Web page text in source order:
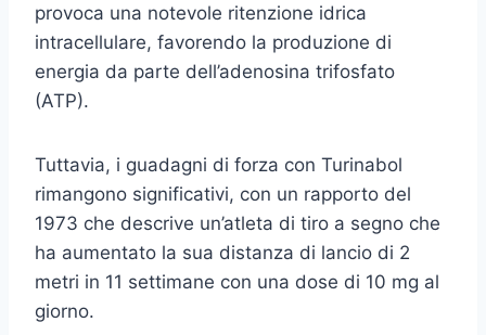
provoca una notevole ritenzione idrica
intracellulare, favorendo la produzione di
energia da parte dell’adenosina trifosfato
(ATP).
Tuttavia, i guadagni di forza con Turinabol
rimangono significativi, con un rapporto del
1973 che descrive un’atleta di tiro a segno che
ha aumentato la sua distanza di lancio di 2
metri in 11 settimane con una dose di 10 mg al
giorno.